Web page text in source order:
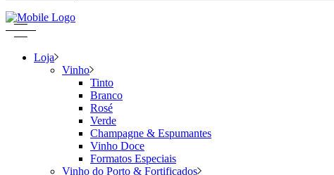
Loja
Vinho
Tinto
Branco
Rosé
Verde
Champagne & Espumantes
Vinho Doce
Formatos Especiais
Vinho do Porto & Fortificados